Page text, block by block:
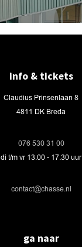
info & tickets
Claudius Prinsenlaan 8
4811 DK Breda
076 530 31 00
di t/m vr 13.00 - 17.30 uur
contact@chasse.nl
ga naar